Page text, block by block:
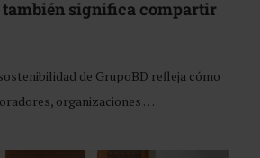
también significa compartir
de GrupoBD refleja cómo
organizaciones …